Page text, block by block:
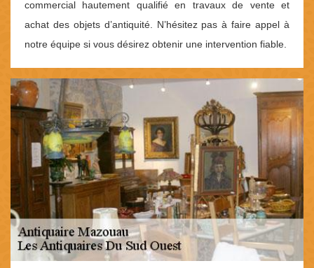
commercial hautement qualifié en travaux de vente et
achat des objets d’antiquité. N’hésitez pas à faire appel à
notre équipe si vous désirez obtenir une intervention fiable.